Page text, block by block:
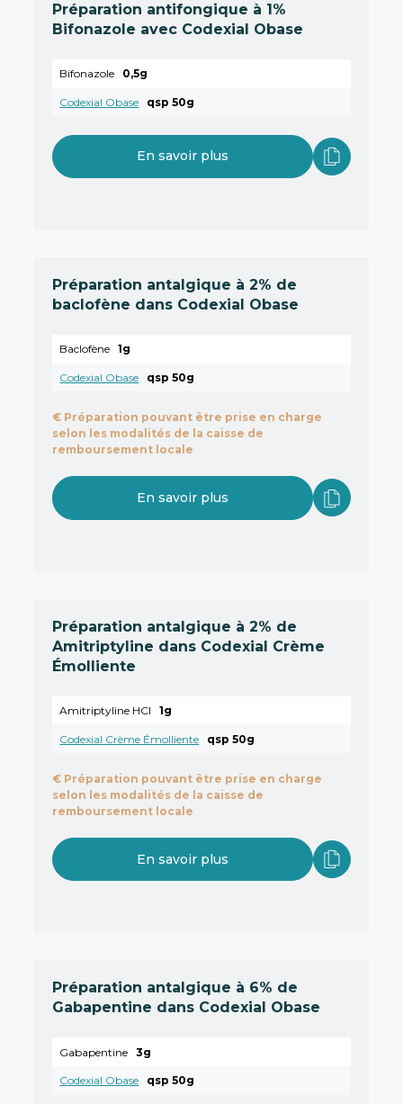
Préparation antifongique à 1%
Bifonazole avec Codexial Obase
Bifonazole 0,5g
Codexial Obase qsp 50g
En savoir plus
Préparation antalgique à 2% de
baclofène dans Codexial Obase
Baclofène 1g
Codexial Obase qsp 50g
€ Préparation pouvant être prise en charge
selon les modalités de la caisse de
remboursement locale
En savoir plus
Préparation antalgique à 2% de
Amitriptyline dans Codexial Crème
Émolliente
Amitriptyline HCl 1g
Codexial Crème Émolliente qsp 50g
€ Préparation pouvant être prise en charge
selon les modalités de la caisse de
remboursement locale
En savoir plus
Préparation antalgique à 6% de
Gabapentine dans Codexial Obase
Gabapentine 3g
Codexial Obase qsp 50g